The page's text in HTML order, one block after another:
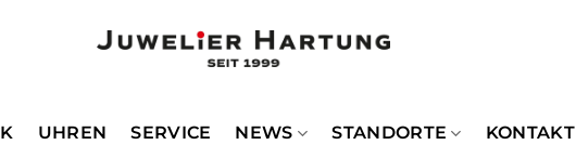
UHREN SERVICE NEWS STANDORTE KONTAKT